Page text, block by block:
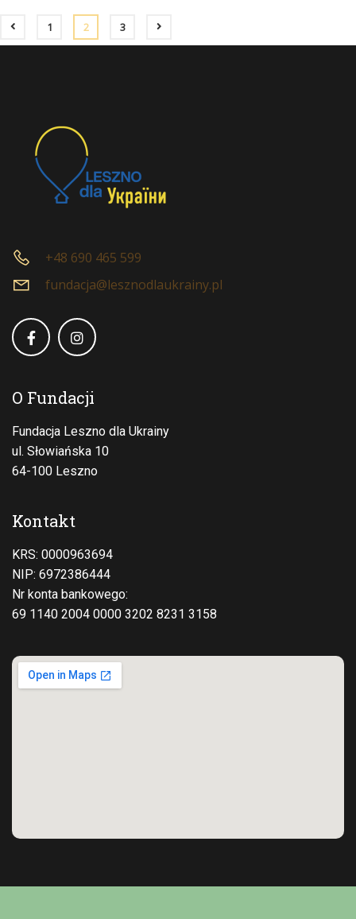
1 2 3
+48 690 465 599
fundacja@lesznodlaukrainy.pl
O Fundacji
Fundacja Leszno dla Ukrainy
ul. Słowiańska 10
64-100 Leszno
Kontakt
KRS: 0000963694
NIP: 6972386444
Nr konta bankowego:
69 1140 2004 0000 3202 8231 3158